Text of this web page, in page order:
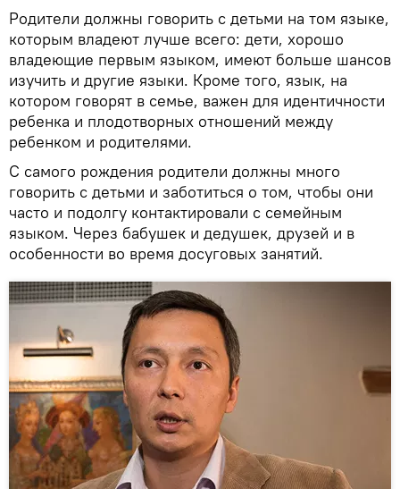
Родители должны говорить с детьми на том языке,
которым владеют лучше всего: дети, хорошо
владеющие первым языком, имеют больше шансов
изучить и другие языки. Кроме того, язык, на
котором говорят в семье, важен для идентичности
ребенка и плодотворных отношений между
ребенком и родителями.
С самого рождения родители должны много
говорить с детьми и заботиться о том, чтобы они
часто и подолгу контактировали с семейным
языком. Через бабушек и дедушек, друзей и в
особенности во время досуговых занятий.